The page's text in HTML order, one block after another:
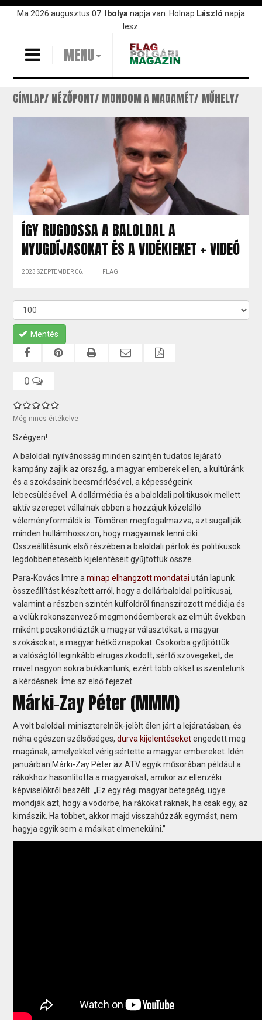
UgrásMa 2026 augusztus 07. Ibolya napja van. Holnap László napja
lesz.
MENU
CÍMLAP NÉZŐPONT MONDOM A MAGAMÉT MŰHELY
ÍGY RUGDOSSA A BALOLDAL A
NYUGDÍJASOKAT ÉS A VIDÉKIEKET + VIDEÓ
2023 SZEPTEMBER 06. FLAG
Mentés
0
Még nincs értékelve
Szégyen!
A baloldali nyilvánosság minden szintjén tudatos lejárató
kampány zajlik az ország, a magyar emberek ellen, a kultúránk
és a szokásaink becsmérlésével, a képességeink
lebecsülésével. A dollármédia és a baloldali politikusok mellett
aktív szerepet vállalnak ebben a hozzájuk közelálló
véleményformálók is. Tömören megfogalmazva, azt sugallják
minden hullámhosszon, hogy magyarnak lenni ciki.
Összeállításunk első részében a baloldali pártok és politikusok
legdöbbenetesebb kijelentéseit gyűjtöttük össze.
Para-Kovács Imre aminap elhangzott mondatai után lapunk
összeállítást készített arról, hogy a dollárbaloldal politikusai,
valamint a részben szintén külföldről finanszírozott médiája és
a velük rokonszenvező megmondóemberek az elmúlt években
miként pocskondiázták a magyar választókat, a magyar
szokásokat, a magyar hétköznapokat. Csokorba gyűjtöttük
a valóságtól leginkább elrugaszkodott, sértő szövegeket, de
mivel nagyon sokra bukkantunk, ezért több cikket is szentelünk
a kérdésnek. Íme az első fejezet.
Márki-Zay Péter (MMM)
A volt baloldali miniszterelnök-jelölt élen járt a lejáratásban, és
néha egészen szélsőséges,durva kijelentéseketengedett meg
magának, amelyekkel vérig sértette a magyar embereket. Idén
januárban Márki-Zay Péteraz ATV egyik műsorában például a
rákokhoz hasonlította a magyarokat, amikor az ellenzéki
képviselőkről beszélt. „Ez egy régi magyar betegség, ugye
mondják azt, hogy a vödörbe, ha rákokat raknak, ha csak egy, az
kimászik. Ha többet, akkor majd visszahúzzák egymást, nem
hagyja egyik sem a másikat elmenekülni.”